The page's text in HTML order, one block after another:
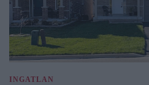
INGATLAN